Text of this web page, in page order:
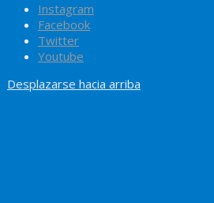
Instagram
Facebook
Twitter
Youtube
Desplazarse hacia arriba